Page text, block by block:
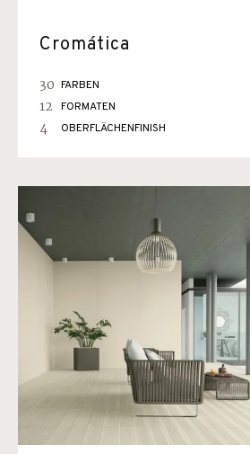
Cromática
30 FARBEN
12 FORMATEN
4 OBERFLÄCHENFINISH